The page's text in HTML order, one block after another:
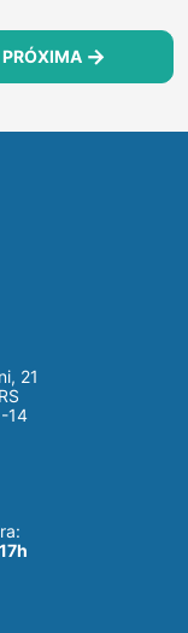
PRÓXIMA
21
14